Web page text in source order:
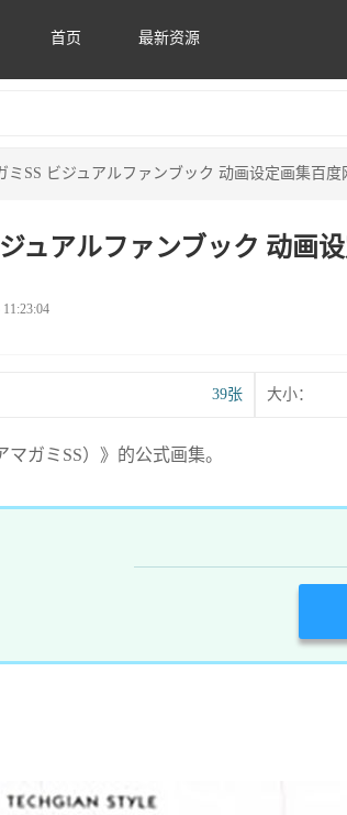
首页 最新资源
ミSS ビジュアルファンブック 动画设定画集百度
ュアルファンブック 动画
39张 大小：
ガミSS）》的公式画集。